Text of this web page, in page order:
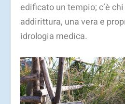
edificato un tempio; c’è
addirittura, una vera e
idrologia medica.